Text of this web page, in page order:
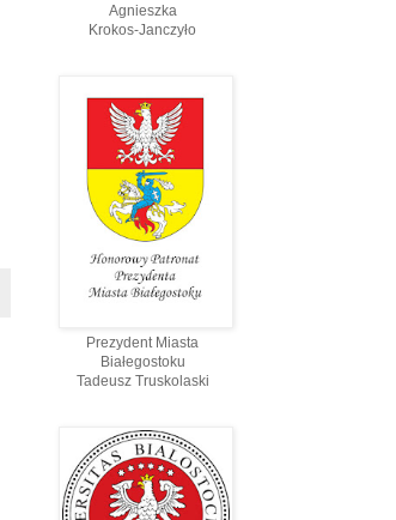
Agnieszka
Krokos-Janczyło
Prezydent Miasta
Białegostoku
Tadeusz Truskolaski